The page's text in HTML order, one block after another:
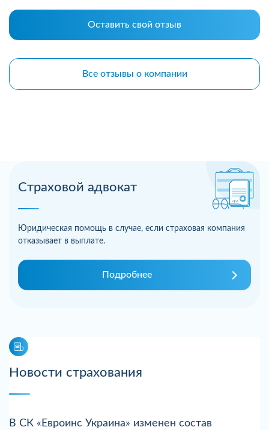
Страховой адвокат
Юридическая помощь в случае, если страховая компания
отказывает в выплате.
Подробнее
Новости страхования
В СК «Евроинс Украина» изменен состав
Оставить свой отзыв
Все отзывы о компании